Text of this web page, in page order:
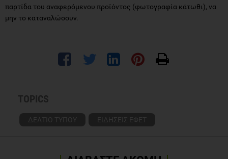
παρτίδα του αναφερόμενου προϊόντος (φωτογραφία κάτωθι), να
μην το καταναλώσουν.
TOPICS
ΔΕΛΤΙΟ ΤΥΠΟΥ ΕΙΔΗΣΕΙΣ ΕΦΕΤ